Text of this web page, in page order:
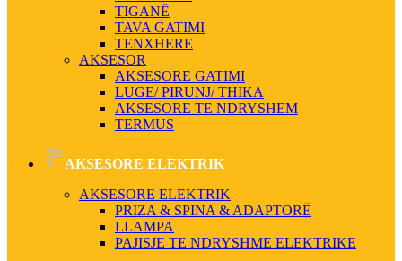
TIGANË
TAVA GATIMI
TENXHERE
AKSESOR
AKSESORE GATIMI
LUGE/ PIRUNJ/ THIKA
AKSESORE TE NDRYSHEM
TERMUS
AKSESORE ELEKTRIK
AKSESORE ELEKTRIK
PRIZA & SPINA & ADAPTORË
LLAMPA
PAJISJE TE NDRYSHME ELEKTRIKE